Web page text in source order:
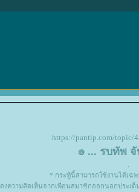
https://pantip.com/topic/
๏ ... รบทัพ
.
* กระทู้นี้สามารถใช้งานได้เฉ
ความคิดเห็นจากเพื่อนสมาชิกออกนอกประเ